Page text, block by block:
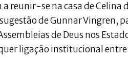
reunir-se na casa de Celina
de Gunnar Vingren,
de Deus nos
ligação institucional entre